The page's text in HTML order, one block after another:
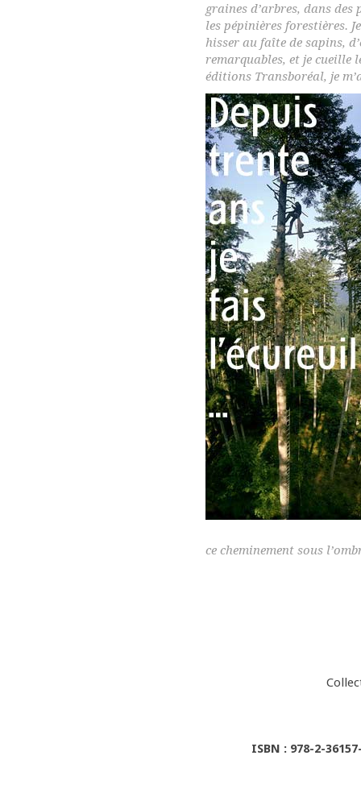
graines d’arbres, dans
les pépinières forestières.
hisser au faîte de sapins,
remarquables, et je
éditions Transboréal, je
ce cheminement sous
ISBN : 978-2-